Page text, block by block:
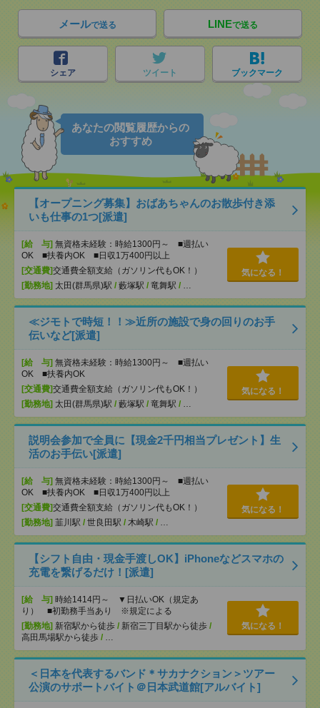
メールで送る LINEで送る
シェア ツイート ブックマーク
あなたの閲覧履歴からの
おすすめ
【オープニング募集】おばあちゃんのお散歩付き添
いも仕事の1つ[派遣]
[給 与] 無資格未経験：時給1300円～ ■週払い
OK ■扶養内OK ■日収1万400円以上
[交通費]交通費全額支給（ガソリン代もOK！）
[勤務地] 太田(群馬県)駅 / 藪塚駅 / 竜舞駅 / …
気になる！
≪ジモトで時短！！≫近所の施設で身の回りのお手
伝いなど[派遣]
[給 与] 無資格未経験：時給1300円～ ■週払い
OK ■扶養内OK
[交通費]交通費全額支給（ガソリン代もOK！）
[勤務地] 太田(群馬県)駅 / 藪塚駅 / 竜舞駅 / …
気になる！
説明会参加で全員に【現金2千円相当プレゼント】生
活のお手伝い[派遣]
[給 与] 無資格未経験：時給1300円～ ■週払い
OK ■扶養内OK ■日収1万400円以上
[交通費]交通費全額支給（ガソリン代もOK！）
[勤務地] 韮川駅 / 世良田駅 / 木崎駅 / …
気になる！
【シフト自由・現金手渡しOK】iPhoneなどスマホの
充電を繋げるだけ！[派遣]
[給 与] 時給1414円～ ▼日払いOK（規定あ
り） ■初勤務手当あり ※規定による
[勤務地] 新宿駅から徒歩 / 新宿三丁目駅から徒歩 /
高田馬場駅から徒歩 / …
気になる！
＜日本を代表するバンド＊サカナクション＞ツアー
公演のサポートバイト＠日本武道館[アルバイト]